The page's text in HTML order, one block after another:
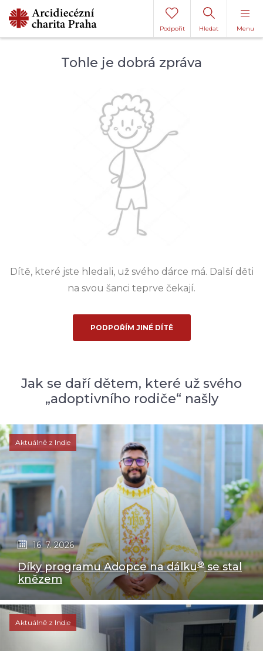
Menu
Hledat
Podpořit
Tohle je dobrá zpráva
Dítě, které jste hledali, už svého dárce má. Další děti
na svou šanci teprve čekají.
PODPOŘÍM JINÉ DÍTĚ
Jak se daří dětem, které už svého
„adoptivního rodiče“ našly
Aktuálně z Indie
16. 7. 2026
Díky programu Adopce na dálku®se stal
knězem
Aktuálně z Indie